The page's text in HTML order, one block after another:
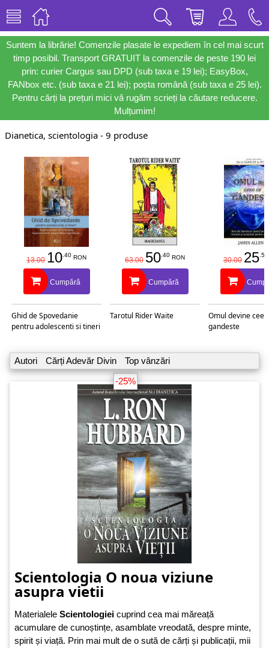
Suntem la librărie! Comenzile plasate le expediem în cel mai scurt
timp posibil. Transport GRATUIT la comenzile de peste 190 lei
prin: curier Cargus sau DPD (sub taxa e 19 lei); EasyBox,
FANbox etc. (sub taxa e 21 lei); poșta română (sub taxa e 25 lei).
Pentru cărți la prețuri mici vă rugăm scrieți la căutare reducere.
Mulțumim!
Dianetica, scientologia - 9 produse
13.00 10 .40 RON
Cumpără
Ghid de Spovedanie
pentru adolescenti si tineri
63.00 50 .40 RON
Cumpără
Tarotul Rider Waite
30.00 25 .50
Omul devine
gandeste
Autori Cărți Adevăr Divin
Top vânzări
-25%
Scientologia O noua viziune
asupra vietii
Materialele Scientologiei cuprind cea mai măreață
acumulare de cunoștințe, asamblate vreodată, despre minte,
spirit și viață. Prin mai mult de o sută de cărți și publicații, mii